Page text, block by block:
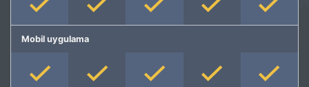
Mobil uygulama